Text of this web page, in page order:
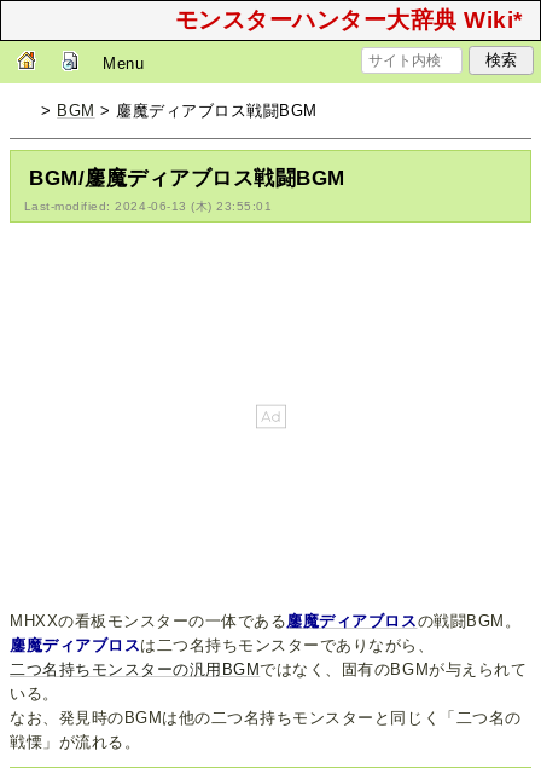
モンスターハンター大辞典 Wiki*
Menu
> BGM > 鏖魔ディアブロス戦闘BGM
BGM/鏖魔ディアブロス戦闘BGM
Last-modified: 2024-06-13 (木) 23:55:01
MHXXの看板モンスターの一体である鏖魔ディアブロスの戦闘BGM。
鏖魔ディアブロスは二つ名持ちモンスターでありながら、
二つ名持ちモンスターの汎用BGMではなく、固有のBGMが与えられて
いる。
なお、発見時のBGMは他の二つ名持ちモンスターと同じく「二つ名の
戦慄」が流れる。